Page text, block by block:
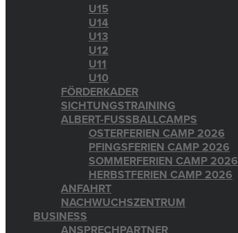
U15
U14
U13
U12
U11
U10
FÖRDERKADER
SICHTUNGSTRAINING
ALBERT-FUSSBALLCAMPS
OSTERFERIEN CAMP 2026
PFINGSFERIEN CAMP 2026
SOMMERFERIEN CAMP 2026
HERBSTFERIEN CAMP 2026
ANFAHRT
NACHWUCHSZENTRUM
BUSINESS
ANSPRECHPARTNER